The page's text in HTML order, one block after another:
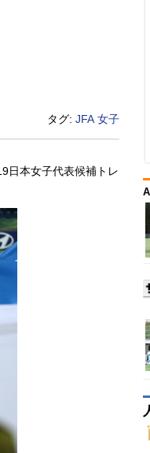
タグ: JFA 女子
日本女子代表候補トレ